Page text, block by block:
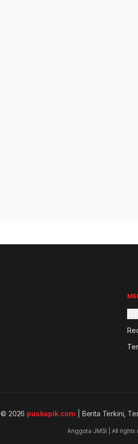
© 2026 puskapik.com | Berita Terkini,
Anggota JMSI | All